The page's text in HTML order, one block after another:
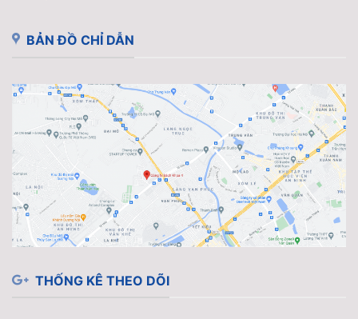
BẢN ĐỒ CHỈ DẪN
THỐNG KÊ THEO DÕI